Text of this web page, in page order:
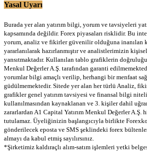
Yasal Uyarı
Burada yer alan yatırım bilgi, yorum ve tavsiyeleri
kapsamında değildir. Forex piyasaları risklidir. Bu
yorum, analiz ve fikirler güvenilir olduğuna inanılan
yararlanılarak hazırlanmıştır ve analistlerimizin
yansıtmaktadır. Kullanılan tablo grafiklerin
Menkul Değerler A.Ş. tarafından garanti
yorumlar bilgi amaçlı verilip, herhangi bir menfaat
güdülmemektedir. Sitede yer alan her türlü Analiz,
grafikler genel yatırım tavsiyesi ve finansal bilgi
kullanılmasından kaynaklanan ve 3. kişiler dahil
zararlardan A1 Capital Yatırım Menkul Değerler A.Ş.
tutulamaz. Üyeliğinizin başlangıcıyla birlikte
gönderilecek eposta ve SMS şeklindeki forex
almayı da kabul etmiş sayılırsınız.
*Şirketimiz kaldıraçlı alım-satım işlemleri yetki